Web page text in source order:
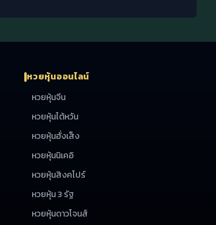
หวยหุ้นออนไลน์
หวยหุ้นจีน
หวยหุ้นไต้หวัน
หวยหุ้นฮั่งเส็ง
หวยหุ้นนิเคอิ
หวยหุ้นสิงคโปร์
หวยหุ้น 3 รัฐ
หวยหุ้นดาวโจนส์